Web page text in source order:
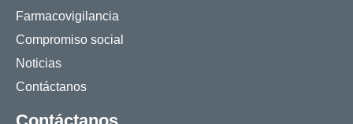
Farmacovigilancia
Compromiso social
Noticias
Contáctanos